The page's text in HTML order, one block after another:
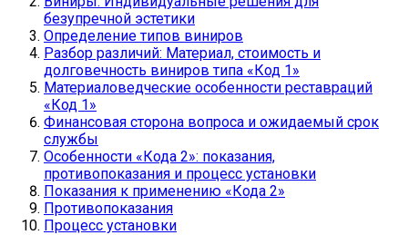
безупречной эстетики
Определение типов виниров
Разбор различий: Материал, стоимость и
долговечность виниров типа «Код 1»
Материаловедческие особенности реставраций
«Код 1»
Финансовая сторона вопроса и ожидаемый срок
службы
Особенности «Кода 2»: показания,
противопоказания и процесс установки
Показания к применению «Кода 2»
Противопоказания
Процесс установки